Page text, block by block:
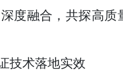
度融合，共探高质
技术落地实效